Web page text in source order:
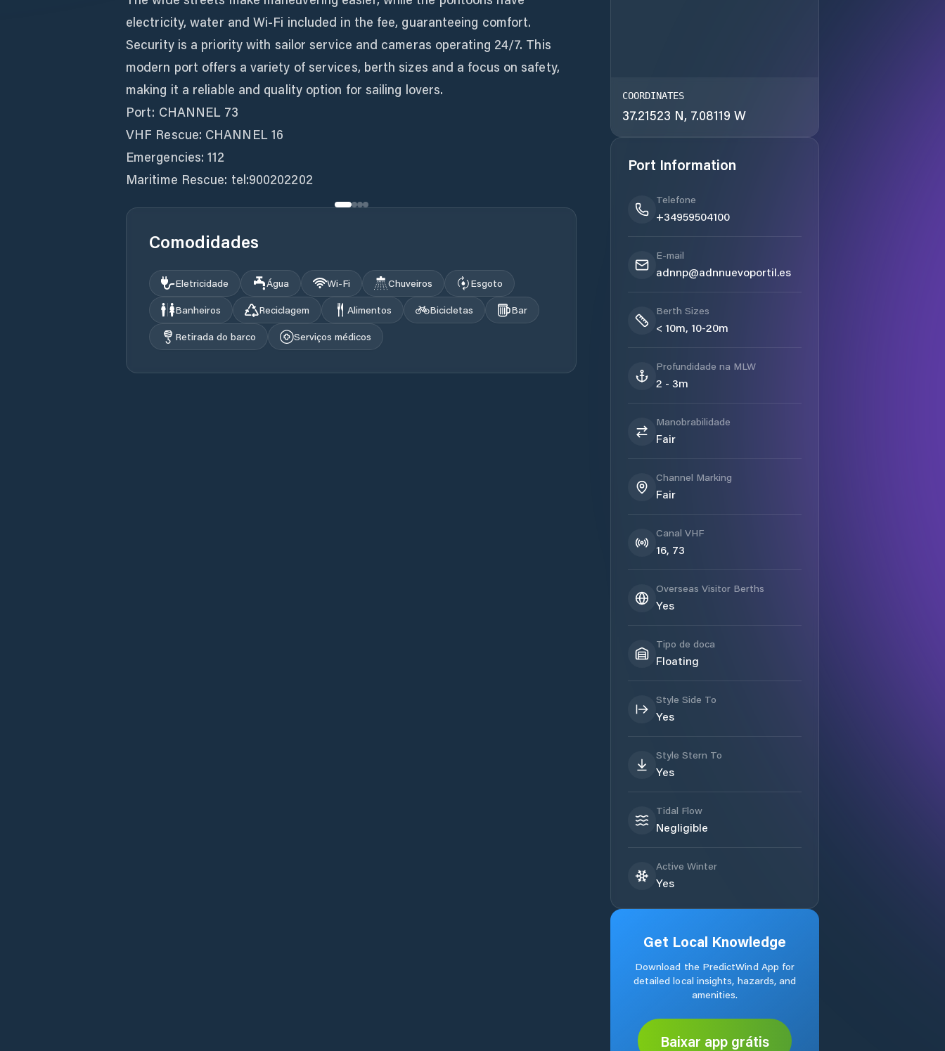
electricity, water and Wi-Fi included in the fee, guaranteeing comfort.
Security is a priority with sailor service and cameras operating 24/7. This
modern port offers a variety of services, berth sizes and a focus on safety,
making it a reliable and quality option for sailing lovers.
Port: CHANNEL 73
VHF Rescue: CHANNEL 16
Emergencies: 112
Maritime Rescue: tel:900202202
Comodidades
Eletricidade Água Wi‑Fi Chuveiros
Esgoto
Banheiros
Reciclagem Alimentos Bicicletas
Bar
Retirada do barco
Serviços médicos
COORDINATES
37.21523 N, 7.08119 W
Port Information
Telefone
+34959504100
E-mail
adnnp@adnnuevoportil.es
Berth Sizes
< 10m, 10-20m
Profundidade na MLW
2 - 3m
Manobrabilidade
Fair
Channel Marking
Fair
Canal VHF
16, 73
Overseas Visitor Berths
Yes
Tipo de doca
Floating
Style Side To
Yes
Style Stern To
Yes
Tidal Flow
Negligible
Active Winter
Yes
Get Local Knowledge
Download the PredictWind App for
detailed local insights, hazards, and
amenities.
Baixar app grátis